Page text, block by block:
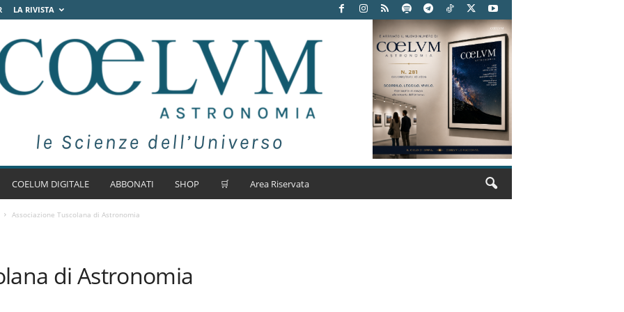
LA RIVISTA
COELUM DIGITALE ABBONATI SHOP 🛒 Area Riservata
Associazione Tuscolana di Astronomia
di Astronomia